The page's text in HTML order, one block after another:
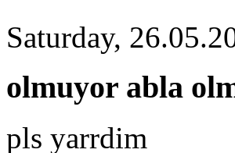
Saturday,
olmuyor abla
pls yarrdim